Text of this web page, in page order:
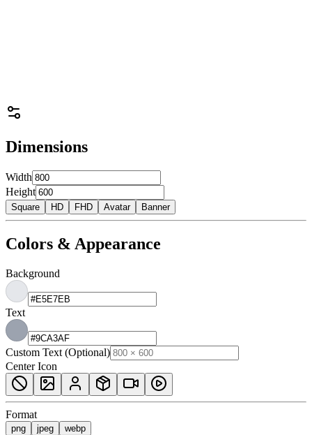
Dimensions
Width
Height
Square HD FHD Avatar Banner
Colors & Appearance
Background
Text
Custom Text (Optional)
Center Icon
Format
png jpeg webp